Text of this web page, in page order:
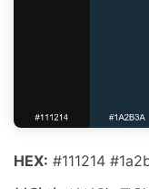
HEX: #111214